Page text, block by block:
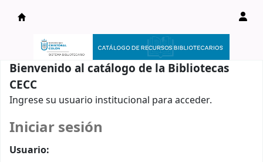
Catálogo en línea
Bienvenido al catálogo de la Bibliotecas
CECC
Ingrese su usuario institucional para acceder.
Iniciar sesión
Usuario: